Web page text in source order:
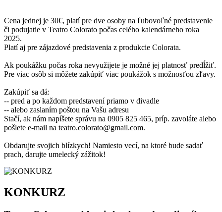
Cena jednej je 30€, platí pre dve osoby na ľubovoľné predstavenie
či podujatie v Teatro Colorato počas celého kalendárneho roka
2025.
Platí aj pre zájazdové predstavenia z produkcie Colorata.
Ak poukážku počas roka nevyužijete je možné jej platnosť predĺžiť.
Pre viac osôb si môžete zakúpiť viac poukážok s možnosťou zľavy.
Zakúpiť sa dá:
-- pred a po každom predstavení priamo v divadle
-- alebo zaslaním poštou na Vašu adresu
Stačí, ak nám napíšete správu na 0905 825 465, príp. zavoláte alebo
pošlete e-mail na teatro.colorato@gmail.com.
Obdarujte svojich blízkych! Namiesto vecí, na ktoré bude sadať
prach, darujte umelecký zážitok!
KONKURZ